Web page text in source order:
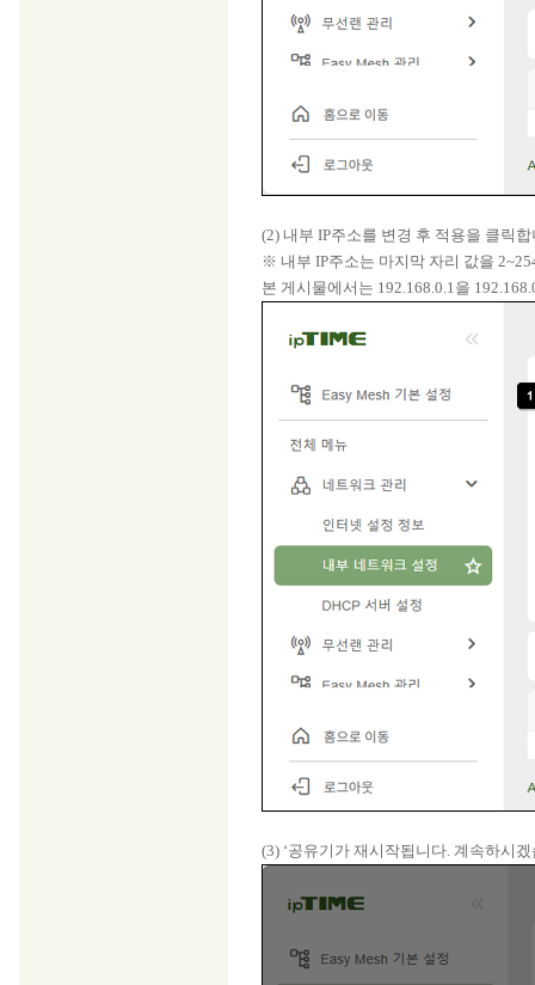
(2) 내부 IP주소를 변경 후 적용을 클릭
※ 내부 IP주소는 마지막 자리 값을
본 게시물에서는 192.168.0.1을
(3) ‘공유기가 재시작됩니다. 계속하시